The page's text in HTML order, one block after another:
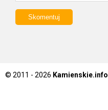
© 2011 - 2026 Kamienskie.info